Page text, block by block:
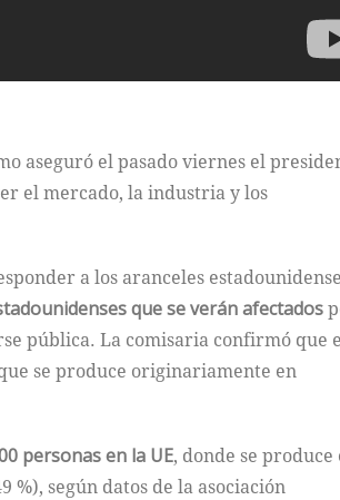
aseguró el pasado viernes el
el mercado, la industria y los
a los aranceles
que se verán afectados
pública. La comisaria confirmó que
se produce originariamente en
personas en la UE, donde se produce
%), según datos de la asociación